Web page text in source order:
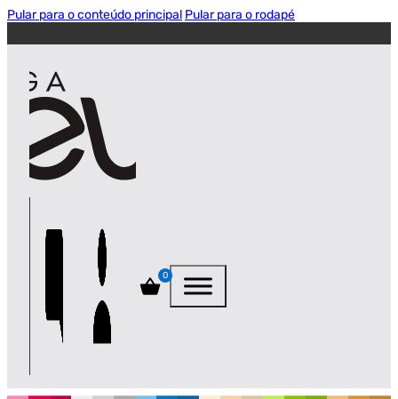
Pular para o conteúdo principal Pular para o rodapé
0